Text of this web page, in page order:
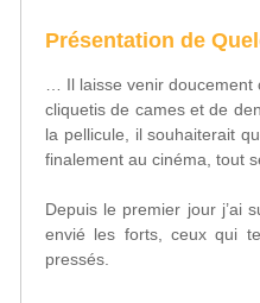
Présentation de
… Il laisse venir
cliquetis de cames et de
la pellicule, il souhaiterait
finalement au cinéma, tout
Depuis le premier jour j’ai
envié les forts, ceux qui
pressés.